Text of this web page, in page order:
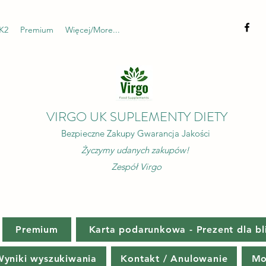
Premium Więcej/More...
VIRGO UK SUPLEMENTY DIETY
Bezpieczne Zakupy Gwarancja Jakości
Życzymy udanych zakupów!
Zespół Virgo
Premium Karta podarunkowa - Prezent dla
wyszukiwania Kontakt / Anulowanie